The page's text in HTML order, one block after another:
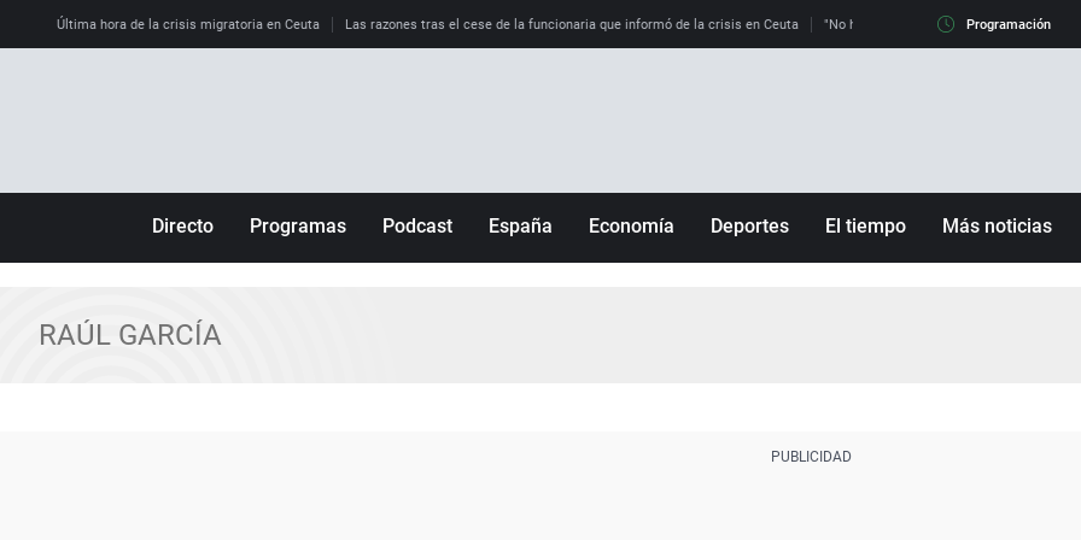
Última hora de la crisis migratoria en Ceuta Las razones tras el cese de la funcionaria que informó de la crisis en Ceuta "No hay mafias, que no nos engañen":
Programación
Directo Programas
Julia en la onda
Podcast España Economía Deportes El tiempo Más noticias
RAÚL GARCÍA